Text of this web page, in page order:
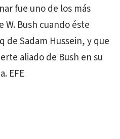
fue uno de los más
W. Bush cuando éste
de Sadam Hussein, y que
aliado de Bush en su
EFE